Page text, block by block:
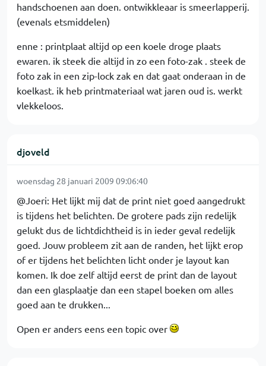
handschoenen aan doen. ontwikkleaar is smeerlapperij.
(evenals etsmiddelen)
enne : printplaat altijd op een koele droge plaats
ewaren. ik steek die altijd in zo een foto-zak . steek de
foto zak in een zip-lock zak en dat gaat onderaan in de
koelkast. ik heb printmateriaal wat jaren oud is. werkt
vlekkeloos.
djoveld
woensdag 28 januari 2009 09:06:40
@Joeri: Het lijkt mij dat de print niet goed aangedrukt
is tijdens het belichten. De grotere pads zijn redelijk
gelukt dus de lichtdichtheid is in ieder geval redelijk
goed. Jouw probleem zit aan de randen, het lijkt erop
of er tijdens het belichten licht onder je layout kan
komen. Ik doe zelf altijd eerst de print dan de layout
dan een glasplaatje dan een stapel boeken om alles
goed aan te drukken...
Open er anders eens een topic over